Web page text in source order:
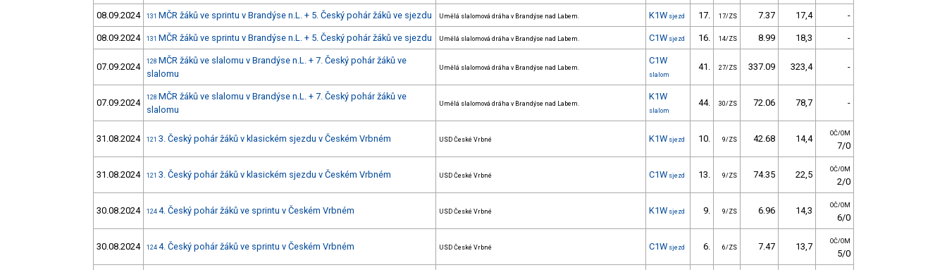
08.09.2024 131 MČR žáků ve sprintu v Brandýse n.L. + 5. Český pohár žáků ve sjezdu Umělá slalomová dráha v Brandýse nad Labem. K1W sjezd 17. 17/ZS 7.37 17,4 -
08.09.2024 131 MČR žáků ve sprintu v Brandýse n.L. + 5. Český pohár žáků ve sjezdu Umělá slalomová dráha v Brandýse nad Labem. C1W sjezd 16. 14/ZS 8.99 18,3 -
07.09.2024 128 MČR žáků ve slalomu v Brandýse n.L. + 7. Český pohár žáků ve
slalomu
Umělá slalomová dráha v Brandýse nad Labem.
C1W
slalom
41. 27/ZS 337.09 323,4 -
07.09.2024 128 MČR žáků ve slalomu v Brandýse n.L. + 7. Český pohár žáků ve
slalomu
Umělá slalomová dráha v Brandýse nad Labem.
K1W
slalom
44. 30/ZS 72.06 78,7 -
31.08.2024 121 3. Český pohár žáků v klasickém sjezdu v Českém Vrbném USD České Vrbné K1W sjezd 10. 9/ZS 42.68 14,4 OČ/OM
7/0
31.08.2024 121 3. Český pohár žáků v klasickém sjezdu v Českém Vrbném USD České Vrbné C1W sjezd 13. 9/ZS 74.35 22,5 OČ/OM
2/0
30.08.2024 124 4. Český pohár žáků ve sprintu v Českém Vrbném USD České Vrbné K1W sjezd 9. 9/ZS 6.96 14,3 OČ/OM
6/0
30.08.2024 124 4. Český pohár žáků ve sprintu v Českém Vrbném USD České Vrbné C1W sjezd 6. 6/ZS 7.47 13,7 OČ/OM
5/0